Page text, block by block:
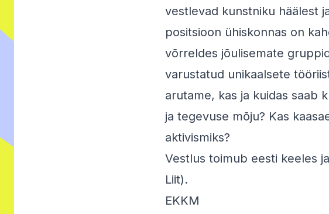
vestlevad kunstniku häälest
positsioon ühiskonnas on
võrreldes jõulisemate
varustatud unikaalsete
arutame, kas ja kuidas saab
ja tegevuse mõju? Kas
aktivismiks?
Vestlus toimub eesti keeles
Liit).
EKKM